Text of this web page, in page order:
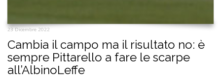
23 Dicembre 2022
Cambia il campo ma il risultato no: è
sempre Pittarello a fare le scarpe
all’AlbinoLeffe